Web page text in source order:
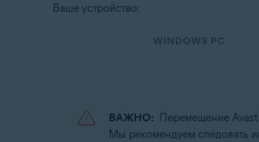
Ваше устройство:
WINDOWS PC
ВАЖНО: Перемещение
Мы рекомендуем следовать